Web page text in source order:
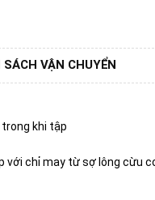
SÁCH VẬN CHUYỂN
trong khi tập
với chỉ may từ sợ lông cừu